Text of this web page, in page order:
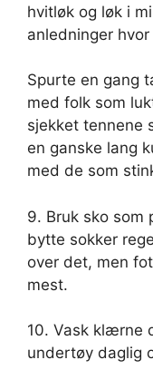
hvitløk og løk i
anledninger
Spurte en gang
med folk som
sjekket tennene
en ganske lang
med de som
9. Bruk sko som
bytte sokker
over det, men
mest.
10. Vask klærne
undertøy daglig